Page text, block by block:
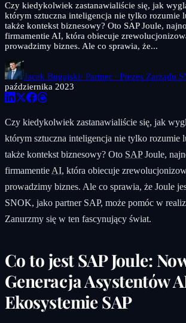
Czy kiedykolwiek zastanawialiście się, jak
którym sztuczna inteligencja nie tylko rozumie
także kontekst biznesowy? Oto SAP Joule,
firmamentie AI, która obiecuje
prowadzimy biznes. Ale co sprawia, że...
Jacek Bugajski· Partner · Prezes Zarządu
października 2023
Czy kiedykolwiek zastanawialiście się, jak
którym sztuczna inteligencja nie tylko rozumie
także kontekst biznesowy? Oto SAPJoule,
firmamentie AI, która obiecuje
prowadzimy biznes. Ale co sprawia, że Joule
SNOK, jako partner SAP, może pomóc w
Zanurzmy się w ten fascynujący świat.
Co to jest SAP Joule:
Generacja Asystentów
Ekosystemie SAP